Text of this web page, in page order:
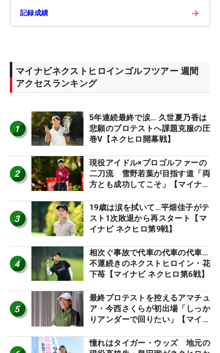
記録成績 →
マイナビネクストヒロインゴルフツアー 週間
アクセスランキング
1
5年連続最終で涙… 久世夏乃香は
悲願のプロテストへ課題克服の圧
巻V【ネクヒロ開幕戦】
2
現役アイドル×プロゴルファーの
二刀流 雪野若葉が目指す道「両
方とも成功してこそ」【マイナビ
3
19歳は涙を拭いて…平畑佳子がテ
スト1次敗退から再スタート【マ
イナビ ネクヒロ第9戦】
4
相次ぐ事故で代車の代車の代車…
不運続きのネクストヒロイン・花
下苺【マイナビ ネクヒロ第6戦】
5
最終プロテストを控えるアマチュ
ア・今西さくらが初出場「しっか
りアンダーで回りたい」【マイナ
憧れはタイガー・ウッズ 地元の